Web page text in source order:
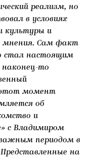
реализм, но
в условиях
культуры и
мнения. Сам факт
стал настоящим
то
этот момент
об
и
с Владимиром
периодом в
на